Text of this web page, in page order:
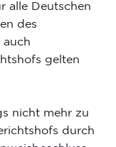
alle Deutschen
des
auch
gelten
nicht mehr zu
durch